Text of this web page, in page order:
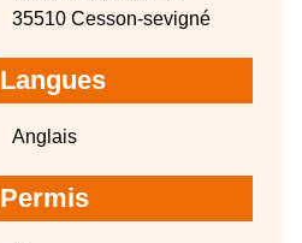
35510 Cesson-sevigné
Langues
Anglais
Permis